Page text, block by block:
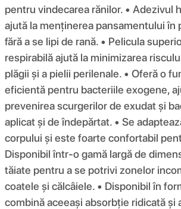
pentru vindecarea rănilor. • Adezivul
ajută la menținerea pansamentului în
fără a se lipi de rană. • Pelicula
respirabilă ajută la minimizarea
plăgii și a pielii perilenale. • Oferă o
eficientă pentru bacteriile exogene,
prevenirea scurgerilor de exudat și
aplicat și de îndepărtat. • Se
corpului și este foarte confortabil
Disponibil într-o gamă largă de
tăiate pentru a se potrivi zonelor
coatele și călcâiele. • Disponibil în
combină aceeași absorbție ridicată și